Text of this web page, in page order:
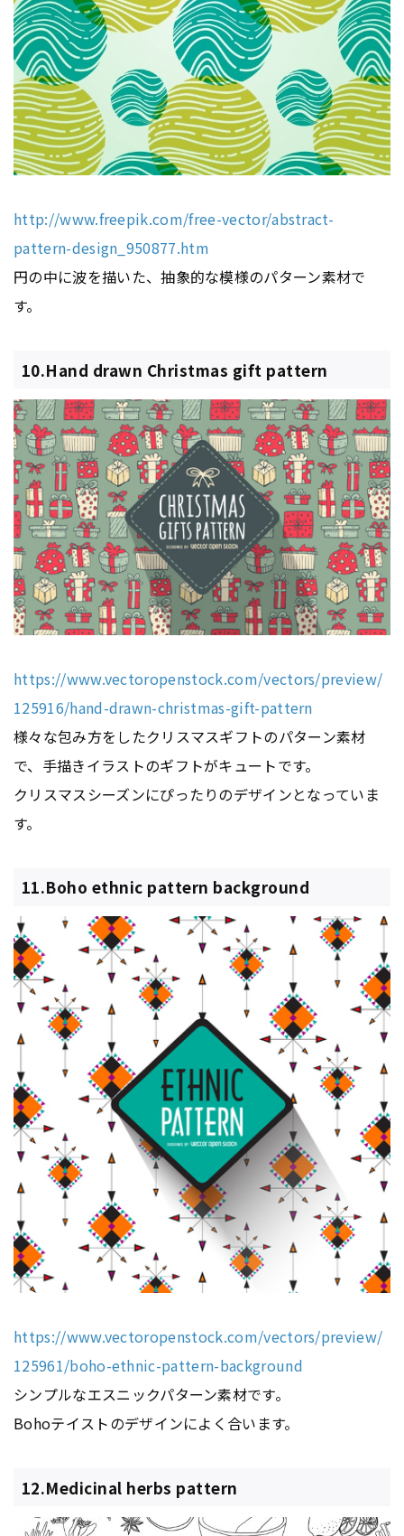
http://www.freepik.com/free-vector/abstract-
pattern-design_950877.htm
円の中に波を描いた、抽象的な模様のパターン素材で
す。
10.Hand drawn Christmas gift pattern
https://www.vectoropenstock.com/vectors/preview/
125916/hand-drawn-christmas-gift-pattern
様々な包み方をしたクリスマスギフトのパターン素材
で、手描きイラストのギフトがキュートです。
クリスマスシーズンにぴったりのデザインとなっていま
す。
11.Boho ethnic pattern background
https://www.vectoropenstock.com/vectors/preview/
125961/boho-ethnic-pattern-background
シンプルなエスニックパターン素材です。
Bohoテイストのデザインによく合います。
12.Medicinal herbs pattern